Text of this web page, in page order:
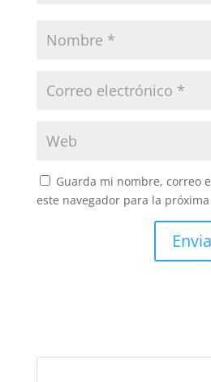
Guarda mi nombre, correo
este navegador para la